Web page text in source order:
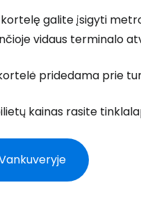
kortelę galite įsigyti
vidaus terminalo
pridedama prie
kainas rasite